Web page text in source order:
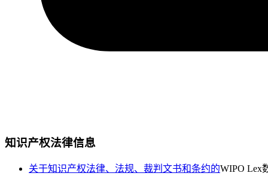
知识产权法律信息
关于知识产权法律、法规、裁判文书和条约的WIPO Lex